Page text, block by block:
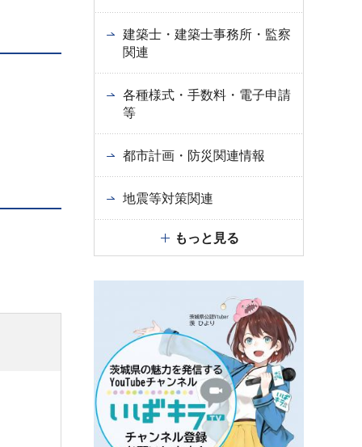
建築士・建築士事務所・監察
関連
各種様式・手数料・電子申請
等
都市計画・防災関連情報
地震等対策関連
もっと見る